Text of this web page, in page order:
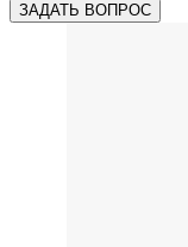
ЗАДАТЬ ВОПРОС